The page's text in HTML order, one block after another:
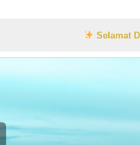
Selamat Datang di